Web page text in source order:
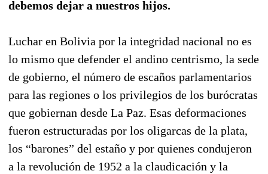
debemos dejar a nuestros hijos.
Luchar en Bolivia por la integridad nacional no es
lo mismo que defender el andino centrismo, la sede
de gobierno, el número de escaños parlamentarios
para las regiones o los privilegios de los burócratas
que gobiernan desde La Paz. Esas deformaciones
fueron estructuradas por los oligarcas de la plata,
los “barones” del estaño y por quienes condujeron
a la revolución de 1952 a la claudicación y la